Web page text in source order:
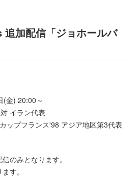
加配信「ジョホールバ
(金) 20:00～
イラン代表
ップフランス'98 アジア地区第3代表
のみとなります。
す。